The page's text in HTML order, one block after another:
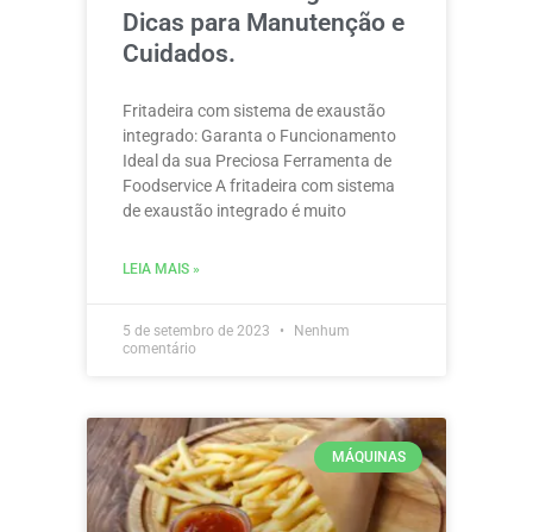
Dicas para Manutenção e
Cuidados.
Fritadeira com sistema de exaustão
integrado: Garanta o Funcionamento
Ideal da sua Preciosa Ferramenta de
Foodservice A fritadeira com sistema
de exaustão integrado é muito
LEIA MAIS »
5 de setembro de 2023
Nenhum
comentário
MÁQUINAS